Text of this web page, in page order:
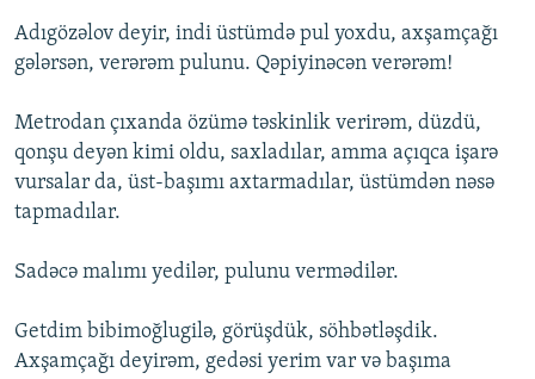
Adıgözəlov deyir, indi üstümdə pul yoxdu, axşamçağı
gələrsən, verərəm pulunu. Qəpiyinəcən verərəm!
Metrodan çıxanda özümə təskinlik verirəm, düzdü,
qonşu deyən kimi oldu, saxladılar, amma açıqca işarə
vursalar da, üst-başımı axtarmadılar, üstümdən nəsə
tapmadılar.
Sadəcə malımı yedilər, pulunu vermədilər.
Getdim bibimoğlugilə, görüşdük, söhbətləşdik.
Axşamçağı deyirəm, gedəsi yerim var və başıma